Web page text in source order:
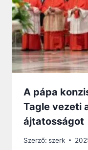
A pápa
Tagle vezeti
ájtatosságot
Szerző: szerk